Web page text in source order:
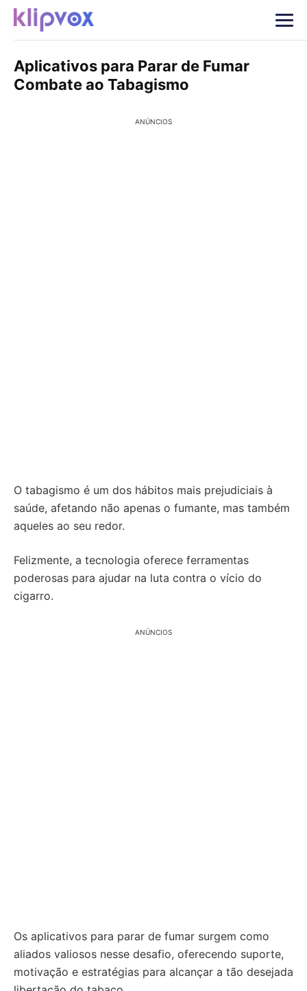
Aplicativos para Parar de Fumar
Combate ao Tabagismo
ANÚNCIOS
O tabagismo é um dos hábitos mais prejudiciais à
saúde, afetando não apenas o fumante, mas também
aqueles ao seu redor.
Felizmente, a tecnologia oferece ferramentas
poderosas para ajudar na luta contra o vício do
cigarro.
ANÚNCIOS
Os aplicativos para parar de fumar surgem como
aliados valiosos nesse desafio, oferecendo suporte,
motivação e estratégias para alcançar a tão desejada